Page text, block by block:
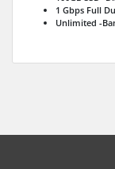
1 Gbps Full
Unlimited -